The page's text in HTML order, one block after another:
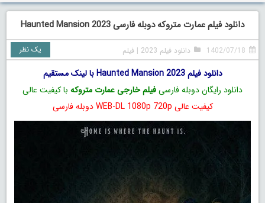
دانلود فیلم عمارت متروکه دوبله فارسی Haunted Mansion 2023
1402/07/18 دانلود فیلم 2023 |فیلم یک نظر
دانلود فیلم Haunted Mansion 2023 با لینک مستقیم
دانلود رایگان دوبله فارسیفیلم خارجی عمارت متروکه با کیفیت عالی
کیفیت عالی WEB-DL 1080p 720p دوبله فارسی